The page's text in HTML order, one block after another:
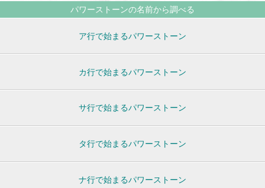
パワーストーンの名前から調べる
ア行で始まるパワーストーン
カ行で始まるパワーストーン
サ行で始まるパワーストーン
タ行で始まるパワーストーン
ナ行で始まるパワーストーン